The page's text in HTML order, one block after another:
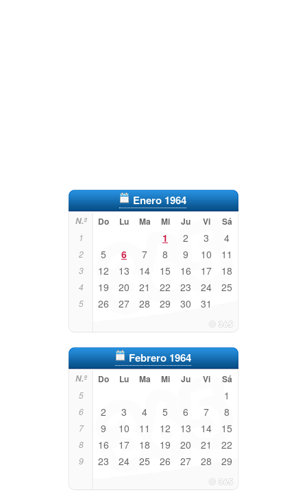
Enero 1964
N.º Do Lu Ma Mi Ju Vi Sá
1 1 2 3 4
2 5 6 7 8 9 10 11
3 12 13 14 15 16 17 18
4 19 20 21 22 23 24 25
5 26 27 28 29 30 31
Febrero 1964
N.º Do Lu Ma Mi Ju Vi Sá
5 1
6 2 3 4 5 6 7 8
7 9 10 11 12 13 14 15
8 16 17 18 19 20 21 22
9 23 24 25 26 27 28 29